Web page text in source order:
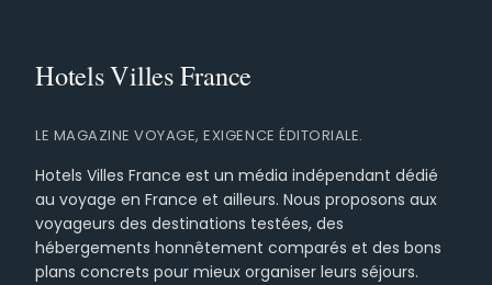
LE MAGAZINE VOYAGE, EXIGENCE ÉDITORIALE.
Hotels Villes France est un média indépendant dédié
au voyage en France et ailleurs. Nous proposons aux
voyageurs des destinations testées, des
hébergements honnêtement comparés et des bons
plans concrets pour mieux organiser leurs séjours.